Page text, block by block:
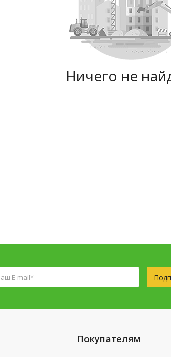
Ничего не
Покупателям